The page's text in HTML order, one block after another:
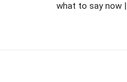
what to say now |